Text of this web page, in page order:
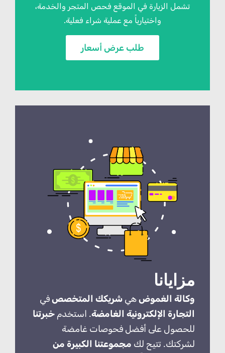
تشمل الزيارة في الموقع فحص المتجر والخدمة،
واختيارياً مع عملية شراء فعلية.
طلب عرض أسعار
مزايانا
وكالة الغموضهي شريكك المتخصصفي
التجارة الإلكترونية الغامضة. استخدم خبرتنا
للحصول على أفضل فحوصات غامضة
لشركتك. تتيح لك مجموعتنا الكبيرة من